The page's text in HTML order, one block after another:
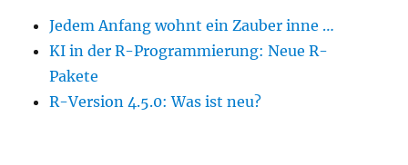
Jedem Anfang wohnt ein Zauber inne …
KI in der R-Programmierung: Neue R-
Pakete
R-Version 4.5.0: Was ist neu?